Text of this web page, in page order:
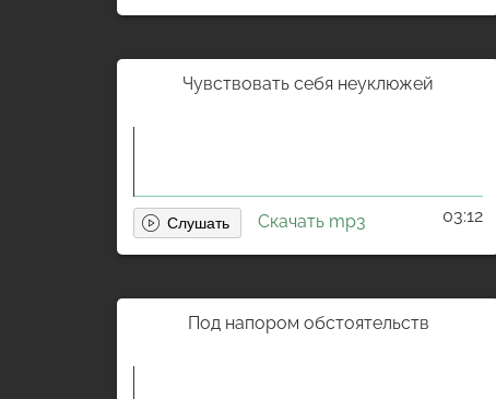
Чувствовать себя неуклюжей
Скачать mp3 03:12
Под напором обстоятельств